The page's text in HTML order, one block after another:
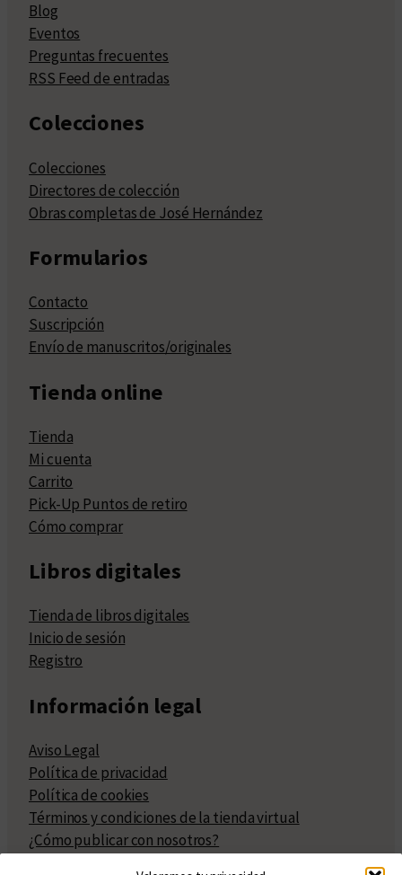
Blog
Eventos
Preguntas frecuentes
RSS Feed de entradas
Colecciones
Colecciones
Directores de colección
Obras completas de José Hernández
Formularios
Contacto
Suscripción
Envío de manuscritos/originales
Tienda online
Tienda
Mi cuenta
Carrito
Pick-Up Puntos de retiro
Cómo comprar
Libros digitales
Tienda de libros digitales
Inicio de sesión
Registro
Información legal
Aviso Legal
Política de privacidad
Política de cookies
Términos y condiciones de la tienda virtual
¿Cómo publicar con nosotros?